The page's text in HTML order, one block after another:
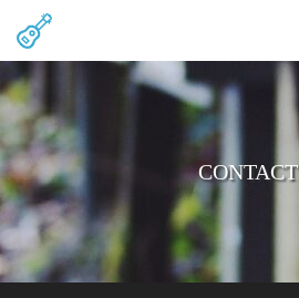
CONTACT